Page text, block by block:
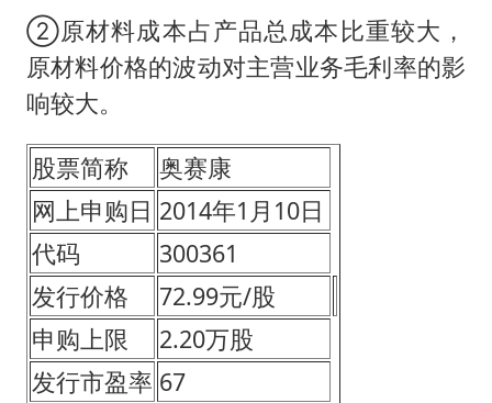
②原材料成本占产品总成本比重较大，
原材料价格的波动对主营业务毛利率的影
响较大。
股票简称
奥赛康
网上申购日 2014年1月10日
代码
300361
发行价格
72.99元/股
申购上限
2.20万股
发行市盈率 67